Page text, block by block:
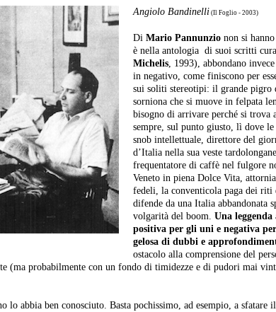
Angiolo Bandinelli (Il Foglio - 2003)
Di Mario Pannunzio non si
è nella antologia di suoi scritti
Michelis, 1993), abbondano
in negativo, come finiscono per
sui soliti stereotipi: il grande pigro
sorniona che si muove in felpata
bisogno di arrivare perché si trova
sempre, sul punto giusto, lì dove le
snob intellettuale, direttore del
d’Italia nella sua veste
frequentatore di caffè nel fulgore
Veneto in piena Dolce Vita,
fedeli, la conventicola paga dei
difende da una Italia abbandonata
volgarità del boom. Una leggenda
positiva per gli uni e negativa
gelosa di dubbi e
ostacolo alla comprensione del
(ma probabilmente con un fondo di timidezze e di pudori mai
lo abbia ben conosciuto. Basta pochissimo, ad esempio, a sfatare